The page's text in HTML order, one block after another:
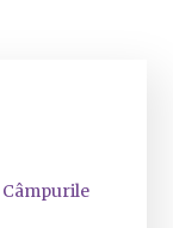
Câmpurile